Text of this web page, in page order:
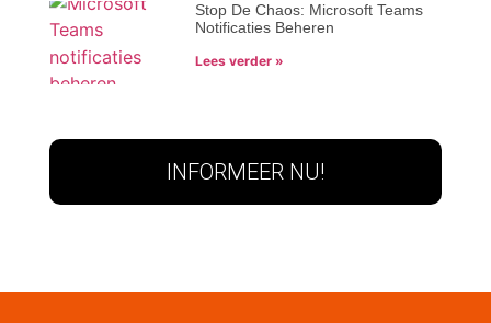
Stop De Chaos: Microsoft Teams
Notificaties Beheren
Lees verder »
INFORMEER NU!